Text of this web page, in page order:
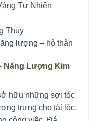
Tự Nhiên
Thủy
lượng – hộ thân
Năng Lượng Kim
hữu những sợi tóc
trưng cho tài lộc,